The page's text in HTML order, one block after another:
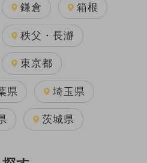
鎌倉 箱根
秩父・長瀞
東京都
県 埼玉県
茨城県